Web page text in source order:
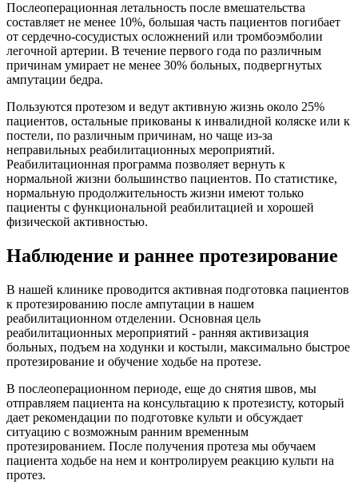
Послеоперационная летальность после вмешательства
составляет не менее 10%, большая часть пациентов погибает
от сердечно-сосудистых осложнений или тромбоэмболии
легочной артерии. В течение первого года по различным
причинам умирает не менее 30% больных, подвергнутых
ампутации бедра.
Пользуются протезом и ведут активную жизнь около 25%
пациентов, остальные прикованы к инвалидной коляске или к
постели, по различным причинам, но чаще из-за
неправильных реабилитационных мероприятий.
Реабилитационная программа позволяет вернуть к
нормальной жизни большинство пациентов. По статистике,
нормальную продолжительность жизни имеют только
пациенты с функциональной реабилитацией и хорошей
физической активностью.
Наблюдение и раннее протезирование
В нашей клинике проводится активная подготовка пациентов
к протезированию после ампутации в нашем
реабилитационном отделении. Основная цель
реабилитационных мероприятий - ранняя активизация
больных, подъем на ходунки и костыли, максимально быстрое
протезирование и обучение ходьбе на протезе.
В послеоперационном периоде, еще до снятия швов, мы
отправляем пациента на консультацию к протезисту, который
дает рекомендации по подготовке культи и обсуждает
ситуацию с возможным ранним временным
протезированием. После получения протеза мы обучаем
пациента ходьбе на нем и контролируем реакцию культи на
протез.